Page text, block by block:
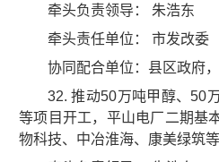
牵头负责领导： 朱浩东
牵头责任单位： 市发改委
协同配合单位：县区政府，
32. 推动50万吨甲醇、50
等项目开工，平山电厂二期基
物科技、中冶淮海、康美绿筑